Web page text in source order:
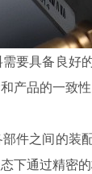
要具备良好
产品的一致性
件之间的装
下通过精密的